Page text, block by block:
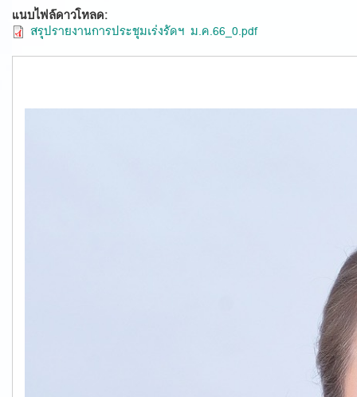
แนบไฟล์ดาวโหลด:
สรุปรายงานการประชุมเร่งรัดฯ ม.ค.66_0.pdf